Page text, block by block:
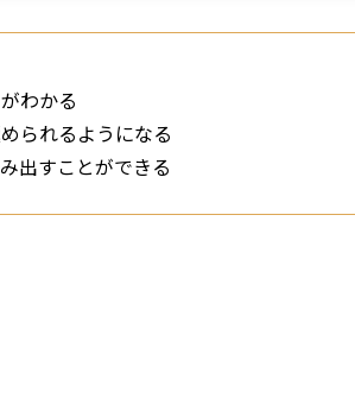
わかる
られるようになる
出すことができる